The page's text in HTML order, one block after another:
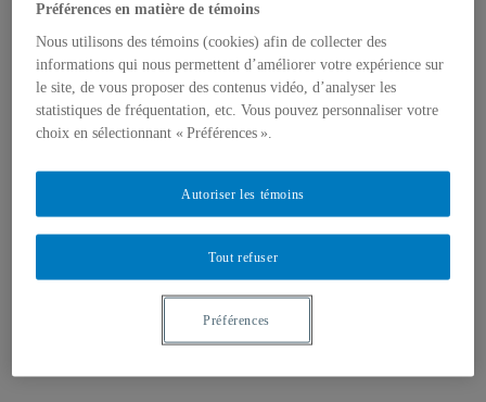
Événements à venir
Archives et bilans
Préférences en matière de témoins
Nous utilisons des témoins (cookies) afin de collecter des
informations qui nous permettent d’améliorer votre expérience sur
le site, de vous proposer des contenus vidéo, d’analyser les
statistiques de fréquentation, etc. Vous pouvez personnaliser votre
choix en sélectionnant « Préférences ».
Tout refuser
Autoriser les témoins
Préférences